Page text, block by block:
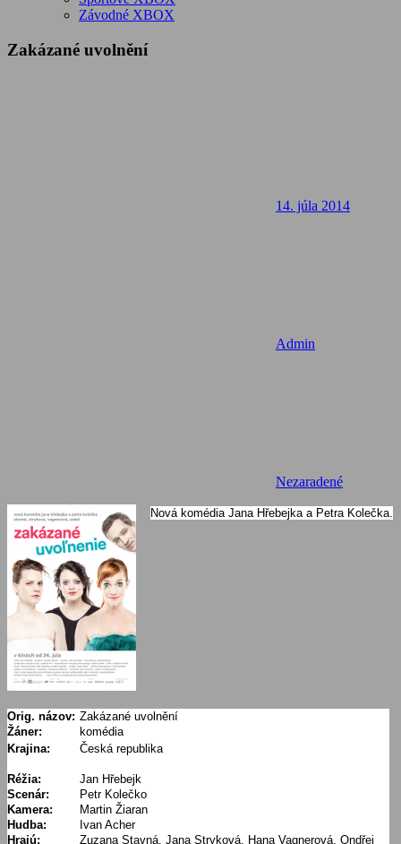
Závodné XBOX
Zakázané uvolnění
14. júla 2014
Admin
Nezaradené
Nová komédia Jana Hřebejka a Petra Kolečka.
Orig. názov: Zakázané uvolnění
Žáner:
komédia
Krajina:
Česká republika
Réžia:
Jan Hřebejk
Scenár:
Petr Kolečko
Kamera:
Martin Žiaran
Hudba:
Ivan Acher
Hrajú:
Zuzana Stavná, Jana Stryková, Hana Vagnerová, Ondřej